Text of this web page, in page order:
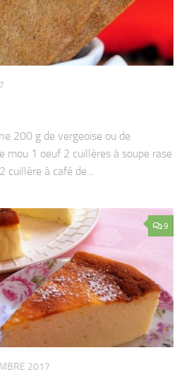
200 g de vergeoise ou de
mou 1 oeuf 2 cuillères à soupe rase
cuillère à café de...
9
2017